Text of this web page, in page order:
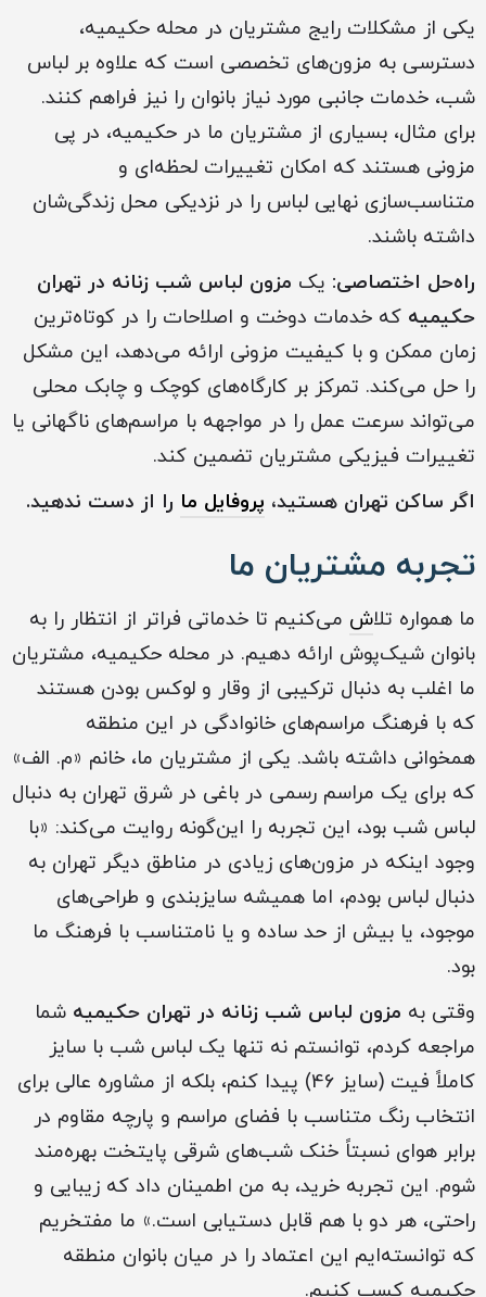
یکی از مشکلات رایج مشتریان در محله حکیمیه،
دسترسی به مزون‌های تخصصی است که علاوه بر لباس
شب، خدمات جانبی مورد نیاز بانوان را نیز فراهم کنند.
برای مثال، بسیاری از مشتریان ما در حکیمیه، در پی
مزونی هستند که امکان تغییرات لحظه‌ای و
متناسب‌سازی نهایی لباس را در نزدیکی محل زندگی‌شان
داشته باشند.
راه‌حل اختصاصی: یک مزون لباس شب زنانه در تهران
حکیمیه که خدمات دوخت و اصلاحات را در کوتاه‌ترین
زمان ممکن و با کیفیت مزونی ارائه می‌دهد، این مشکل
را حل می‌کند. تمرکز بر کارگاه‌های کوچک و چابک محلی
می‌تواند سرعت عمل را در مواجهه با مراسم‌های ناگهانی یا
تغییرات فیزیکی مشتریان تضمین کند.
اگر ساکن ‏تهران ‏هستید، پروفایل ما را از دست ندهید.
تجربه مشتریان ما
ما همواره تلاش می‌کنیم تا خدماتی فراتر از انتظار را به
بانوان شیک‌پوش ارائه دهیم. در محله حکیمیه، مشتریان
ما اغلب به دنبال ترکیبی از وقار و لوکس بودن هستند
که با فرهنگ مراسم‌های خانوادگی در این منطقه
همخوانی داشته باشد. یکی از مشتریان ما، خانم «م. الف»
که برای یک مراسم رسمی در باغی در شرق تهران به دنبال
لباس شب بود، این تجربه را این‌گونه روایت می‌کند: «با
وجود اینکه در مزون‌های زیادی در مناطق دیگر تهران به
دنبال لباس بودم، اما همیشه سایزبندی و طراحی‌های
موجود، یا بیش از حد ساده و یا نامتناسب با فرهنگ ما
بود.
وقتی به مزون لباس شب زنانه در تهران حکیمیه شما
مراجعه کردم، توانستم نه تنها یک لباس شب با سایز
کاملاً فیت (سایز 46) پیدا کنم، بلکه از مشاوره عالی برای
انتخاب رنگ متناسب با فضای مراسم و پارچه مقاوم در
برابر هوای نسبتاً خنک شب‌های شرقی پایتخت بهره‌مند
شوم. این تجربه خرید، به من اطمینان داد که زیبایی و
راحتی، هر دو با هم قابل دستیابی است.» ما مفتخریم
که توانسته‌ایم این اعتماد را در میان بانوان منطقه
حکیمیه کسب کنیم.